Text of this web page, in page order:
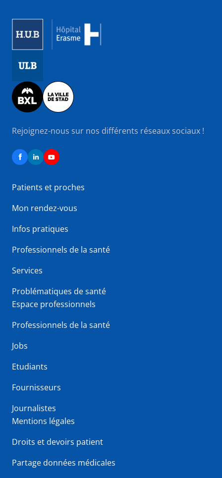
Image
Rejoignez-nous sur nos différents réseaux sociaux !
Patients et proches
Mon rendez-vous
Infos pratiques
Professionnels de la santé
Services
Problématiques de santé
Espace professionnels
Professionnels de la santé
Jobs
Etudiants
Fournisseurs
Journalistes
Mentions légales
Droits et devoirs patient
Partage données médicales